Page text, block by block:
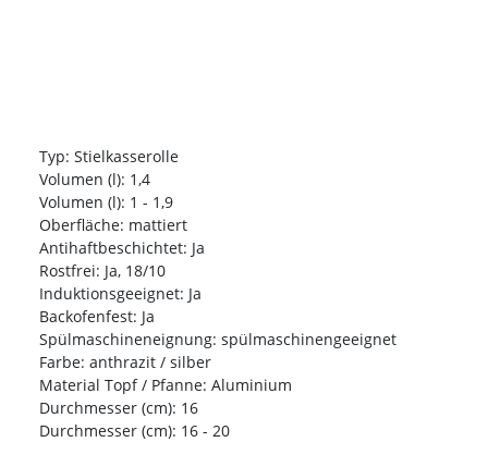
Typ: Stielkasserolle
Volumen (l): 1,4
Volumen (l): 1 - 1,9
Oberfläche: mattiert
Antihaftbeschichtet: Ja
Rostfrei: Ja, 18/10
Induktionsgeeignet: Ja
Backofenfest: Ja
Spülmaschineneignung: spülmaschinengeeignet
Farbe: anthrazit / silber
Material Topf / Pfanne: Aluminium
Durchmesser (cm): 16
Durchmesser (cm): 16 - 20